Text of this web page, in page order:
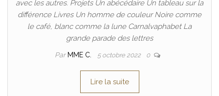
avec les autres. Projets Un abécédaire Un tableau sur la
différence Livres Un homme de couleur Noire comme
le café, blanc comme la lune Carnalvaphabet La
grande parade des lettres
Par MME C. 5 octobre 2022 0
Lire la suite